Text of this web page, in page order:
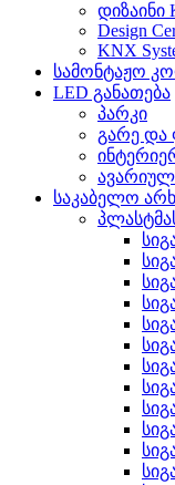
დიზაინი
Design
KNX
სამონტაჟო
LED განათება
პარკი
გარე და
საკაბელო